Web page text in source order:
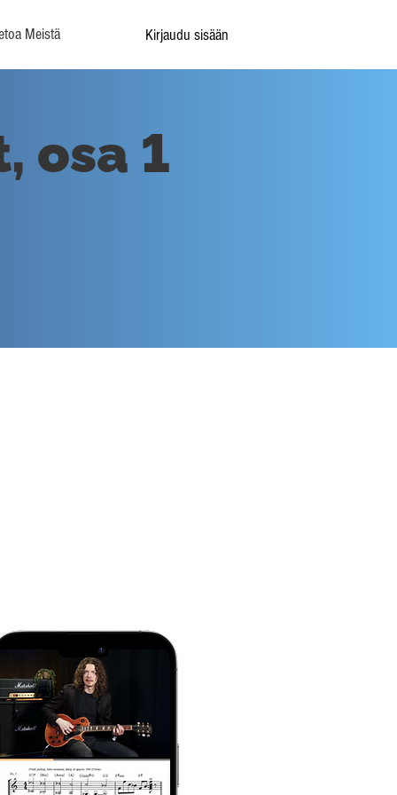
Meistä Kirjaudu sisään
osa 1